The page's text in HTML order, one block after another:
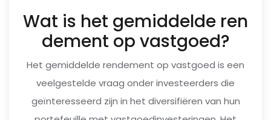
Wat is het gemiddelde ren
dement op vastgoed?
Het gemiddelde rendement op vastgoed is een
veelgestelde vraag onder investeerders die
geïnteresseerd zijn in het diversifiëren van hun